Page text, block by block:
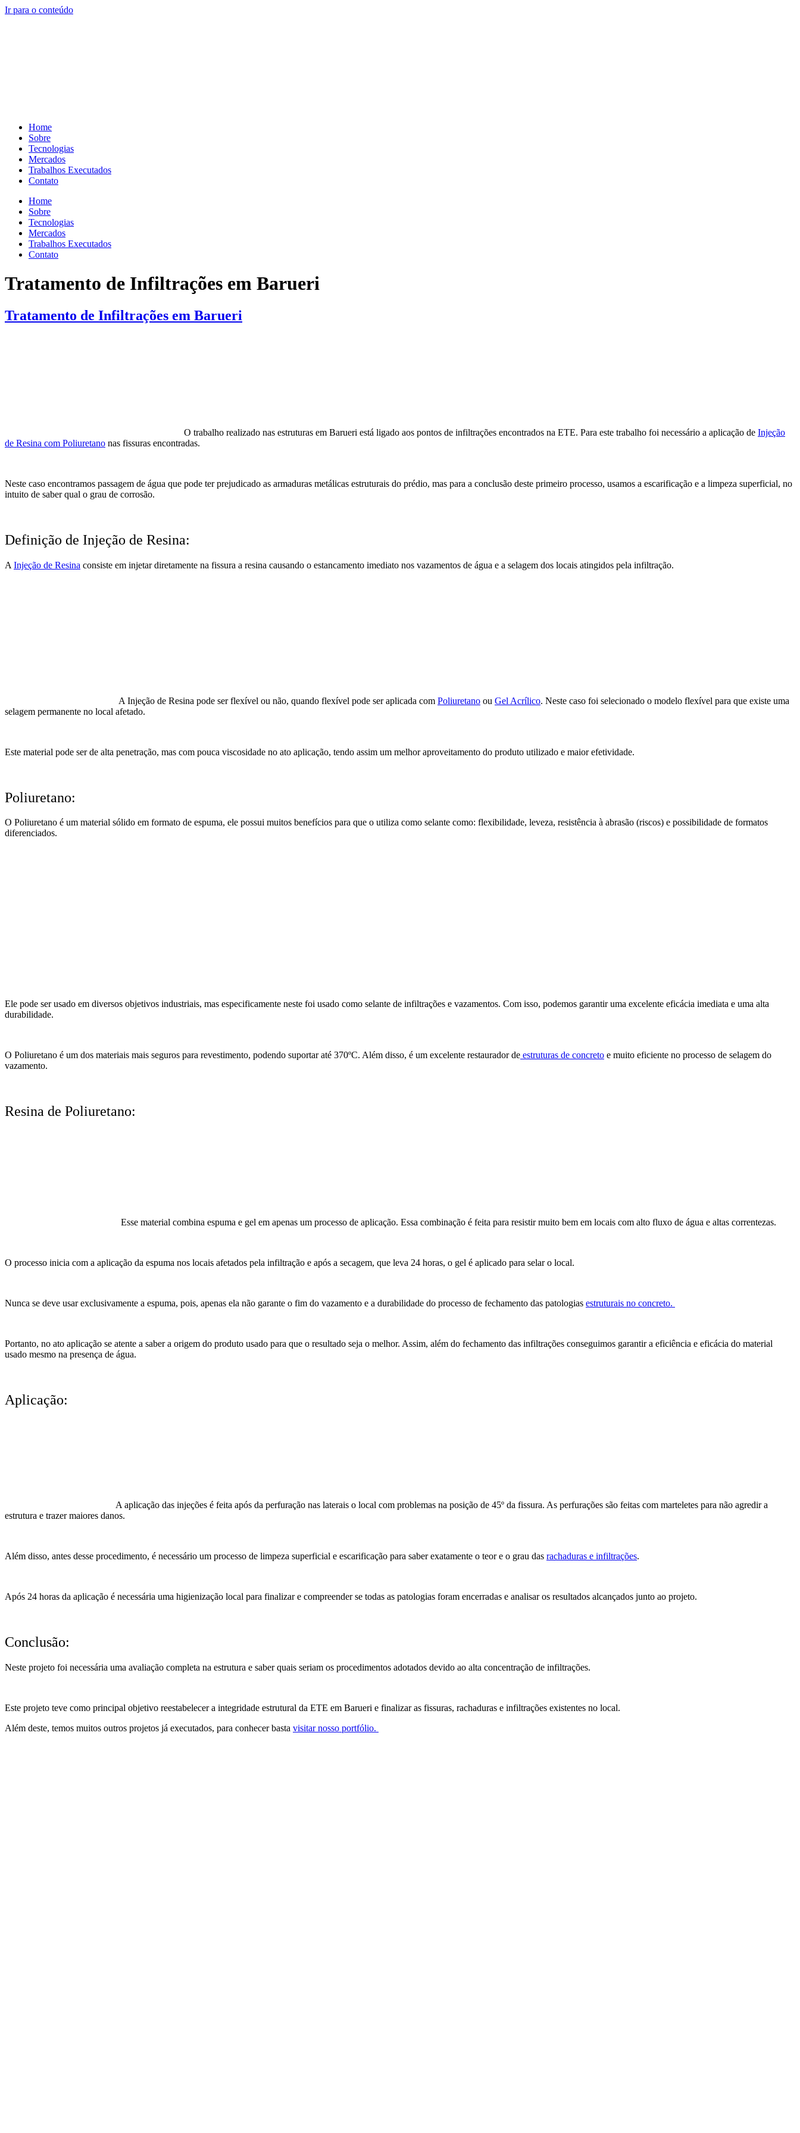
Ir para o conteúdo
Home
Sobre
Tecnologias
Mercados
Trabalhos Executados
Contato
Home
Sobre
Tecnologias
Mercados
Trabalhos Executados
Contato
Tratamento de Infiltrações em Barueri
Tratamento de Infiltrações em Barueri
O trabalho realizado nas estruturas em Barueri está ligado aos pontos de infiltrações encontrados na ETE. Para este trabalho foi necessário a aplicação de Injeção
de Resina com Poliuretano nas fissuras encontradas.
Neste caso encontramos passagem de água que pode ter prejudicado as armaduras metálicas estruturais do prédio, mas para a conclusão deste primeiro processo, usamos a escarificação e a limpeza superficial, no
intuito de saber qual o grau de corrosão.
Definição de Injeção de Resina:
A Injeção de Resina consiste em injetar diretamente na fissura a resina causando o estancamento imediato nos vazamentos de água e a selagem dos locais atingidos pela infiltração.
A Injeção de Resina pode ser flexível ou não, quando flexível pode ser aplicada com Poliuretano ou Gel Acrílico. Neste caso foi selecionado o modelo flexível para que existe uma
selagem permanente no local afetado.
Este material pode ser de alta penetração, mas com pouca viscosidade no ato aplicação, tendo assim um melhor aproveitamento do produto utilizado e maior efetividade.
Poliuretano:
O Poliuretano é um material sólido em formato de espuma, ele possui muitos benefícios para que o utiliza como selante como: flexibilidade, leveza, resistência à abrasão (riscos) e possibilidade de formatos
diferenciados.
Ele pode ser usado em diversos objetivos industriais, mas especificamente neste foi usado como selante de infiltrações e vazamentos. Com isso, podemos garantir uma excelente eficácia imediata e uma alta
durabilidade.
O Poliuretano é um dos materiais mais seguros para revestimento, podendo suportar até 370ºC. Além disso, é um excelente restaurador de estruturas de concreto e muito eficiente no processo de selagem do
vazamento.
Resina de Poliuretano:
Esse material combina espuma e gel em apenas um processo de aplicação. Essa combinação é feita para resistir muito bem em locais com alto fluxo de água e altas correntezas.
O processo inicia com a aplicação da espuma nos locais afetados pela infiltração e após a secagem, que leva 24 horas, o gel é aplicado para selar o local.
Nunca se deve usar exclusivamente a espuma, pois, apenas ela não garante o fim do vazamento e a durabilidade do processo de fechamento das patologias estruturais no concreto.
Portanto, no ato aplicação se atente a saber a origem do produto usado para que o resultado seja o melhor. Assim, além do fechamento das infiltrações conseguimos garantir a eficiência e eficácia do material
usado mesmo na presença de água.
Aplicação:
A aplicação das injeções é feita após da perfuração nas laterais o local com problemas na posição de 45º da fissura. As perfurações são feitas com marteletes para não agredir a
estrutura e trazer maiores danos.
Além disso, antes desse procedimento, é necessário um processo de limpeza superficial e escarificação para saber exatamente o teor e o grau das rachaduras e infiltrações.
Após 24 horas da aplicação é necessária uma higienização local para finalizar e compreender se todas as patologias foram encerradas e analisar os resultados alcançados junto ao projeto.
Conclusão:
Neste projeto foi necessária uma avaliação completa na estrutura e saber quais seriam os procedimentos adotados devido ao alta concentração de infiltrações.
Este projeto teve como principal objetivo reestabelecer a integridade estrutural da ETE em Barueri e finalizar as fissuras, rachaduras e infiltrações existentes no local.
Além deste, temos muitos outros projetos já executados, para conhecer basta visitar nosso portfólio.